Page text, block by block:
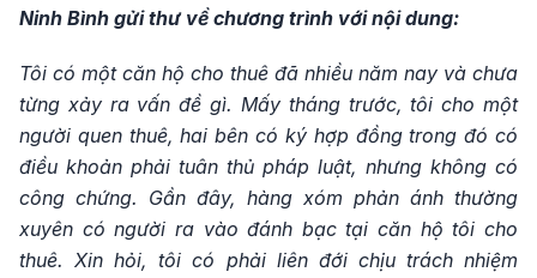
Ninh Bình gửi thư về chương trình với nội dung:
Tôi có một căn hộ cho thuê đã nhiều năm nay và chưa
từng xảy ra vấn đề gì. Mấy tháng trước, tôi cho một
người quen thuê, hai bên có ký hợp đồng trong đó có
điều khoản phải tuân thủ pháp luật, nhưng không có
công chứng. Gần đây, hàng xóm phản ánh thường
xuyên có người ra vào đánh bạc tại căn hộ tôi cho
thuê. Xin hỏi, tôi có phải liên đới chịu trách nhiệm